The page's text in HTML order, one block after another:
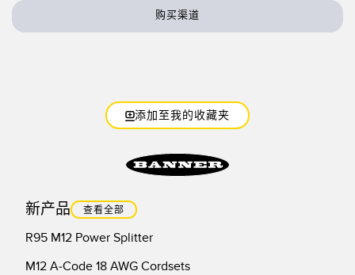
购买渠道
添加至我的收藏夹
新产品 查看全部
R95 M12 Power Splitter
M12 A-Code 18 AWG Cordsets